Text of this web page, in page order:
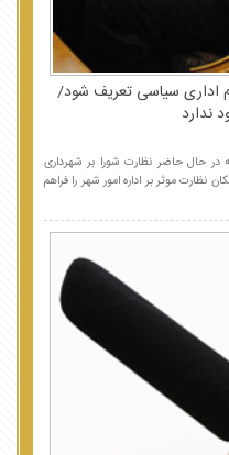
اداری سیاسی تعریف شود/
ندارد
در حال حاضر نظارت شورا بر شهرداری
نظارت موثر بر اداره امور شهر را فراهم